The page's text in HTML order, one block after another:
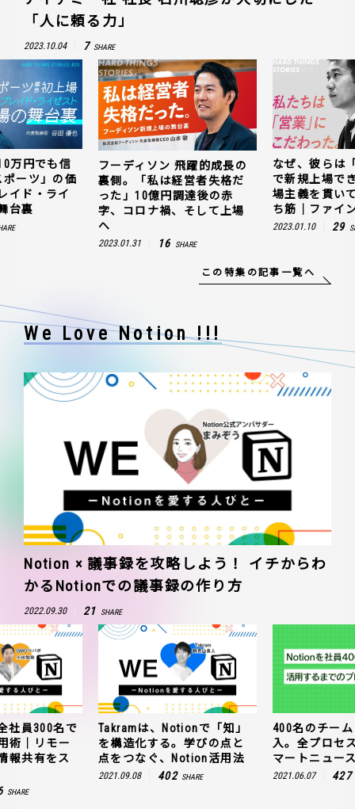
「人に頼る力」
2023.10.04 7 SHARE
万円でも信
ーツ」の価
イド・ライ
台裏
フーディソン 飛躍的成長の
裏側。「私は経営者失格だ
った」10億円調達後の赤
字、コロナ禍、そして上場
へ
2023.01.31 16 SHARE
なぜ、彼らは
で新規上場で
場主義を貫い
ち筋｜ファイ
2023.01.10 29
この特集の記事一覧へ
We Love Notion !!!
Notion × 議事録を攻略しよう！ イチからわ
かるNotionでの議事録の作り方
2022.09.30 21 SHARE
社員300名で
術｜リモー
報共有をス
SHARE
Takramは、Notionで「知」
を構造化する。学びの点と
点をつなぐ、Notion活用法
2021.09.08 402 SHARE
400名のチー
入。全プロセ
マートニュー
2021.06.07 427